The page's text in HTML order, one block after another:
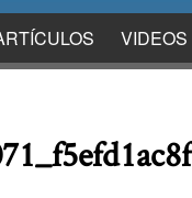
VIDEOS